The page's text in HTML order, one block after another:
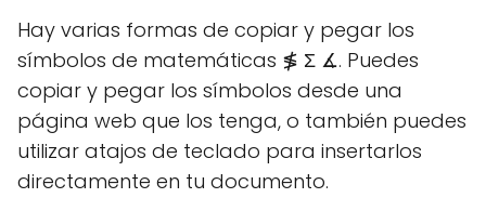
Hay varias formas de copiar y pegar los
símbolos de matemáticas ≸ Σ ∡. Puedes
copiar y pegar los símbolos desde una
página web que los tenga, o también puedes
utilizar atajos de teclado para insertarlos
directamente en tu documento.